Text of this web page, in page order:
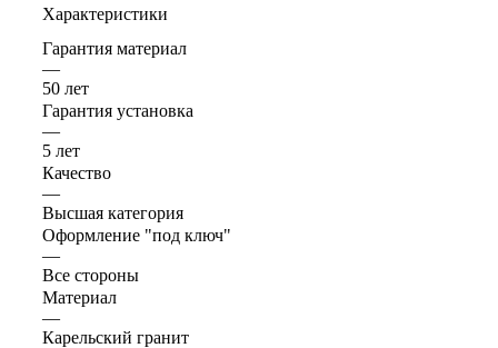
Характеристики
Гарантия материал
—
50 лет
Гарантия установка
—
5 лет
Качество
—
Высшая категория
Оформление "под ключ"
—
Все стороны
Материал
—
Карельский гранит